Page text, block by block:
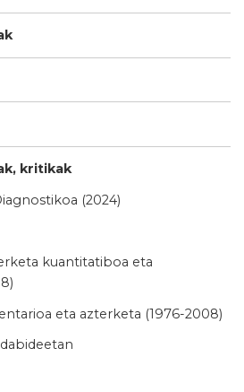
kritikak
(2024)
kuantitatiboa eta
eta azterketa (1976-2008)